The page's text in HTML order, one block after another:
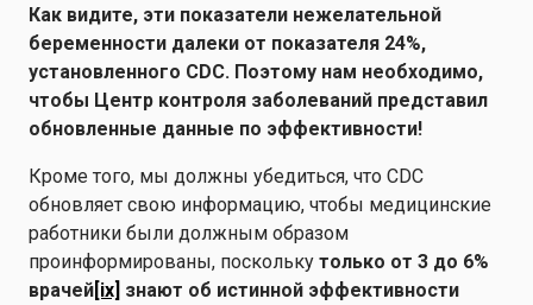
Как видите, эти показатели нежелательной
беременности далеки от показателя 24%,
установленного CDC. Поэтому нам необходимо,
чтобы Центр контроля заболеваний представил
обновленные данные по эффективности!
Кроме того, мы должны убедиться, что CDC
обновляет свою информацию, чтобы медицинские
работники были должным образом
проинформированы, поскольку только от 3 до 6%
врачей[ix] знают об истинной эффективности